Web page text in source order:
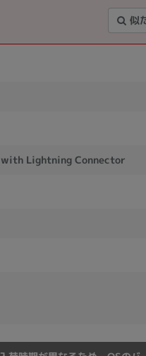
似
Lightning Connector
メーカ
ク Cランク